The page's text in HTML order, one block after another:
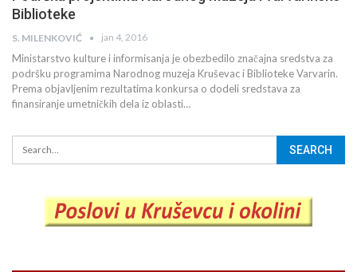
Biblioteke
S. MILENKOVIĆ jan 4, 2016
Ministarstvo kulture i informisanja je obezbedilo značajna sredstva za
podršku programima Narodnog muzeja Kruševac i Biblioteke Varvarin.
Prema objavljenim rezultatima konkursa o dodeli sredstava za
finansiranje umetničkih dela iz oblasti…